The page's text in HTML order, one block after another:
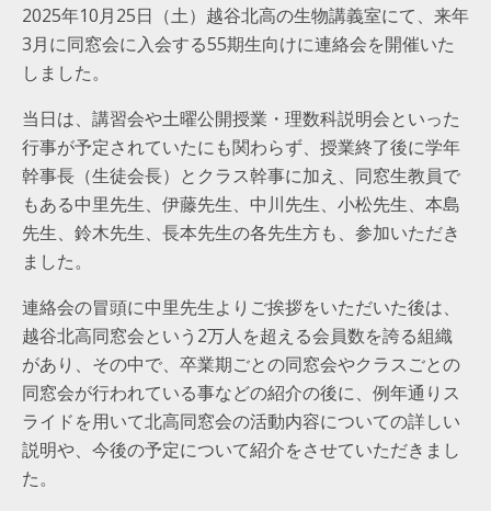
2025年10月25日（土）越谷北高の生物講義室にて、来年
3月に同窓会に入会する55期生向けに連絡会を開催いた
しました。
当日は、講習会や土曜公開授業・理数科説明会といった
行事が予定されていたにも関わらず、授業終了後に学年
幹事長（生徒会長）とクラス幹事に加え、同窓生教員で
もある中里先生、伊藤先生、中川先生、小松先生、本島
先生、鈴木先生、長本先生の各先生方も、参加いただき
ました。
連絡会の冒頭に中里先生よりご挨拶をいただいた後は、
越谷北高同窓会という2万人を超える会員数を誇る組織
があり、その中で、卒業期ごとの同窓会やクラスごとの
同窓会が行われている事などの紹介の後に、例年通りス
ライドを用いて北高同窓会の活動内容についての詳しい
説明や、今後の予定について紹介をさせていただきまし
た。